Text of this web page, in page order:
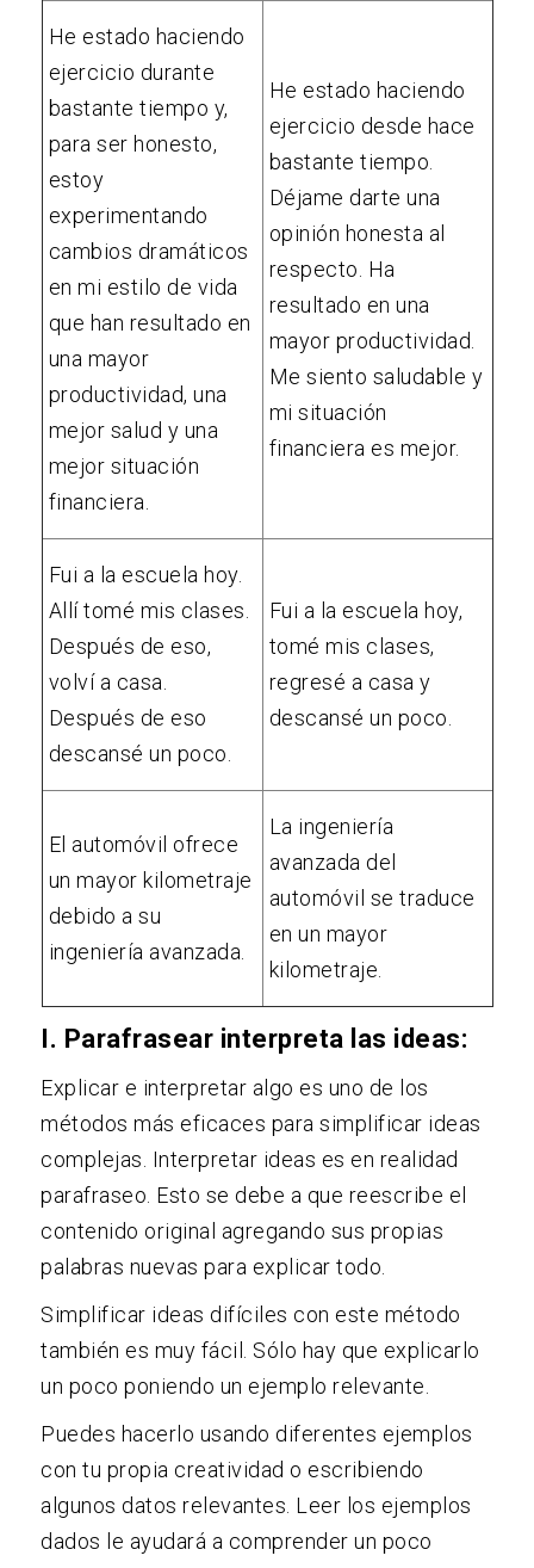
He estado haciendo
ejercicio durante
bastante tiempo y,
para ser honesto,
estoy
experimentando
cambios dramáticos
en mi estilo de vida
que han resultado en
una mayor
productividad, una
mejor salud y una
mejor situación
financiera.
He estado haciendo
ejercicio desde hace
bastante tiempo.
Déjame darte una
opinión honesta al
respecto. Ha
resultado en una
mayor productividad.
Me siento saludable y
mi situación
financiera es mejor.
Fui a la escuela hoy.
Allí tomé mis clases.
Después de eso,
volví a casa.
Después de eso
descansé un poco.
Fui a la escuela hoy,
tomé mis clases,
regresé a casa y
descansé un poco.
El automóvil ofrece
un mayor kilometraje
debido a su
ingeniería avanzada.
La ingeniería
avanzada del
automóvil se traduce
en un mayor
kilometraje.
I. Parafrasear interpreta las ideas:
Explicar e interpretar algo es uno de los
métodos más eficaces para simplificar ideas
complejas. Interpretar ideas es en realidad
parafraseo. Esto se debe a que reescribe el
contenido original agregando sus propias
palabras nuevas para explicar todo.
Simplificar ideas difíciles con este método
también es muy fácil. Sólo hay que explicarlo
un poco poniendo un ejemplo relevante.
Puedes hacerlo usando diferentes ejemplos
con tu propia creatividad o escribiendo
algunos datos relevantes. Leer los ejemplos
dados le ayudará a comprender un poco